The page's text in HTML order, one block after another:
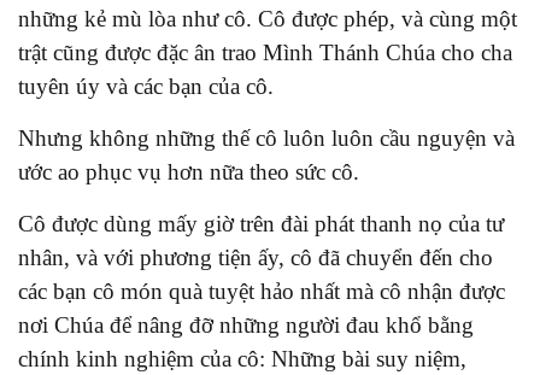
những kẻ mù lòa như cô. Cô được phép, và cùng một
trật cũng được đặc ân trao Mình Thánh Chúa cho cha
tuyên úy và các bạn của cô.
Nhưng không những thế cô luôn luôn cầu nguyện và
ước ao phục vụ hơn nữa theo sức cô.
Cô được dùng mấy giờ trên đài phát thanh nọ của tư
nhân, và với phương tiện ấy, cô đã chuyển đến cho
các bạn cô món quà tuyệt hảo nhất mà cô nhận được
nơi Chúa để nâng đỡ những người đau khổ bằng
chính kinh nghiệm của cô: Những bài suy niệm,